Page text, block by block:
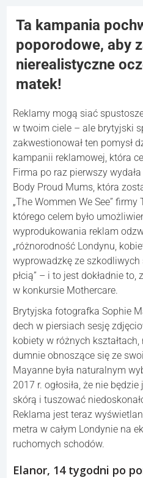
Ta kampania
poporodowe, aby
nierealistyczne
matek!
Reklamy mogą siać
w twoim ciele – ale brytyjski
zakwestionował ten pomysł
kampanii reklamowej, która
Firma po raz pierwszy
Body Proud Mums, która
„The Wommen We See” firmy
którego celem było
wyprodukowania reklam
„różnorodność Londynu,
wyprowadzkę ze
płcią” – i to jest dokładnie
w konkursie Mothercare.
Brytyjska fotografka Sophie
dech w piersiach sesję
kobiety w różnych
dumnie obnoszące się ze
Mayanne była naturalnym
2017 r. ogłosiła, że ​​nie
skórą i tuszować
Reklama jest teraz
metra w całym Londynie na
ruchomych schodów.
Elanor, 14 tygodni po